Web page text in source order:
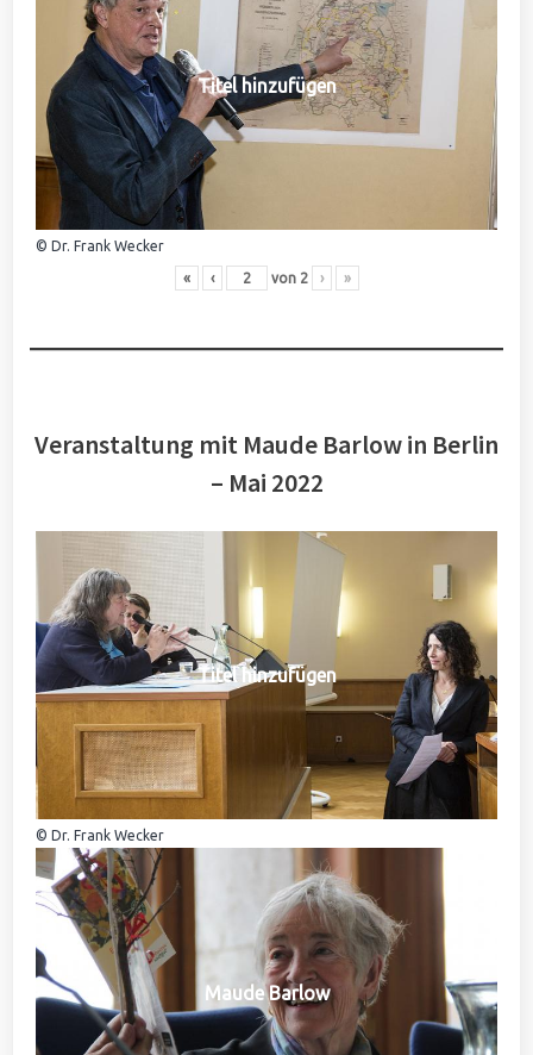
Titel hinzufügen
© Dr. Frank Wecker
« ‹ von 2 › »
Veranstaltung mit Maude Barlow in Berlin
– Mai 2022
Titel hinzufügen
© Dr. Frank Wecker
Maude Barlow